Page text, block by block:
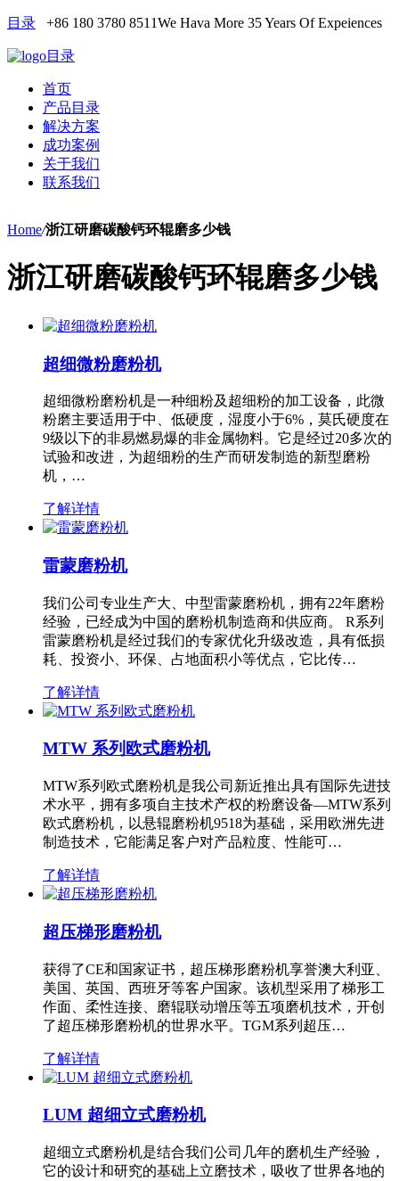
目录 +86 180 3780 8511We Hava More 35 Years Of Expeiences
目录
首页
产品目录
解决方案
成功案例
关于我们
联系我们
Home/浙江研磨碳酸钙环辊磨多少钱
浙江研磨碳酸钙环辊磨多少钱
超细微粉磨粉机
超细微粉磨粉机是一种细粉及超细粉的加工设备，此微
粉磨主要适用于中、低硬度，湿度小于6%，莫氏硬度在
9级以下的非易燃易爆的非金属物料。它是经过20多次的
试验和改进，为超细粉的生产而研发制造的新型磨粉
机，…
了解详情
雷蒙磨粉机
我们公司专业生产大、中型雷蒙磨粉机，拥有22年磨粉
经验，已经成为中国的磨粉机制造商和供应商。 R系列
雷蒙磨粉机是经过我们的专家优化升级改造，具有低损
耗、投资小、环保、占地面积小等优点，它比传…
了解详情
MTW 系列欧式磨粉机
MTW系列欧式磨粉机是我公司新近推出具有国际先进技
术水平，拥有多项自主技术产权的粉磨设备—MTW系列
欧式磨粉机，以悬辊磨粉机9518为基础，采用欧洲先进
制造技术，它能满足客户对产品粒度、性能可…
了解详情
超压梯形磨粉机
获得了CE和国家证书，超压梯形磨粉机享誉澳大利亚、
美国、英国、西班牙等客户国家。该机型采用了梯形工
作面、柔性连接、磨辊联动增压等五项磨机技术，开创
了超压梯形磨粉机的世界水平。TGM系列超压…
了解详情
LUM 超细立式磨粉机
超细立式磨粉机是结合我们公司几年的磨机生产经验，
它的设计和研究的基础上立磨技术，吸收了世界各地的